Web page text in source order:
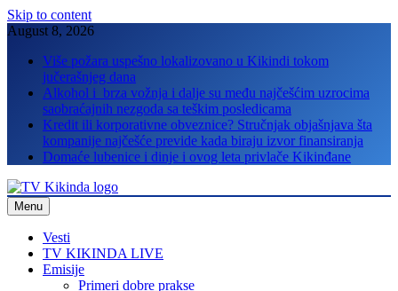
Skip to content
August 8, 2026
Više požara uspešno lokalizovano u Kikindi tokom
jučerašnjeg dana
Alkohol i brza vožnja i dalje su među najčešćim uzrocima
saobraćajnih nezgoda sa teškim posledicama
Kredit ili korporativne obveznice? Stručnjak objašnjava šta
kompanije najčešće previde kada biraju izvor finansiranja
Domaće lubenice i dinje i ovog leta privlače Kikinđane
TV Kikinda
Menu
Vesti
TV KIKINDA LIVE
Emisije
Primeri dobre prakse